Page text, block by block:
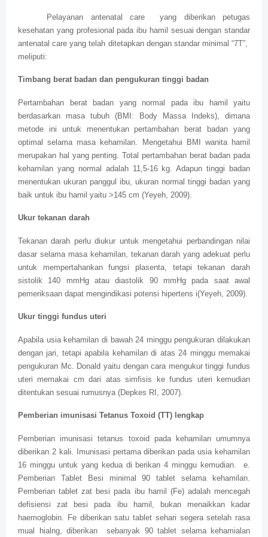
Pelayanan antenatal care
yang diberikan petugas
kesehatan yang profesional pada ibu hamil sesuai dengan standar
antenatal care yang telah ditetapkan dengan standar minimal “7T”,
meliputi:
Timbang berat badan dan pengukuran tinggi badan
Pertambahan berat badan yang normal pada ibu hamil yaitu
berdasarkan masa tubuh (BMI: Body Massa Indeks), dimana
metode ini untuk menentukan pertambahan berat badan yang
optimal selama masa kehamilan. Mengetahui BMI wanita hamil
merupakan hal yang penting. Total pertambahan berat badan pada
kehamilan yang normal adalah 11,5-16 kg. Adapun tinggi badan
menentukan ukuran panggul ibu, ukuran normal tinggi badan yang
baik untuk ibu hamil yaitu >145 cm (Yeyeh, 2009).
Ukur tekanan darah
Tekanan darah perlu diukur untuk mengetahui perbandingan nilai
dasar selama masa kehamilan, tekanan darah yang adekuat perlu
untuk mempertahankan fungsi plasenta, tetapi tekanan darah
sistolik 140 mmHg atau diastolik 90 mmHg pada saat awal
pemeriksaan dapat mengindikasi potensi hipertens i(Yeyeh, 2009).
Ukur tinggi fundus uteri
Apabila usia kehamilan di bawah 24 minggu pengukuran dilakukan
dengan jari, tetapi apabila kehamilan di atas 24 minggu memakai
pengukuran Mc. Donald yaitu dengan cara mengukur tinggi fundus
uteri memakai cm dari atas simfisis ke fundus uteri kemudian
ditentukan sesuai rumusnya (Depkes RI, 2007).
Pemberian imunisasi Tetanus Toxoid (TT) lengkap
Pemberian imunisasi tetanus toxoid pada kehamilan umumnya
diberikan 2 kali. Imunisasi pertama diberikan pada usia kehamilan
16 minggu untuk yang kedua di berikan 4 minggu kemudian.
e.
Pemberian Tablet Besi minimal 90 tablet selama kehamilan.
Pemberian tablet zat besi pada ibu hamil (Fe) adalah mencegah
defisiensi zat besi pada ibu hamil, bukan menaikkan kadar
haemoglobin. Fe diberikan satu tablet sehari segera setelah rasa
mual hialng, diberikan
sebanyak 90 tablet selama kehamialan